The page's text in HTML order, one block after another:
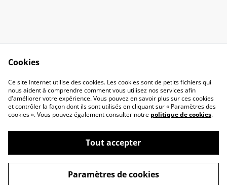
Nous contacter
Legal Terms
Privacy Policy
Cookie Policy
©2026La Métairie Des Granges
powered by
Cookies
Ce site Internet utilise des cookies. Les cookies sont de petits fichiers qui
nous aident à comprendre comment vous utilisez nos services afin
d'améliorer votre expérience. Vous pouvez en savoir plus sur ces cookies
et contrôler la façon dont ils sont utilisés en cliquant sur « Paramètres des
cookies ». Vous pouvez également consulter notre politique de cookies.
Tout accepter
Paramètres de cookies